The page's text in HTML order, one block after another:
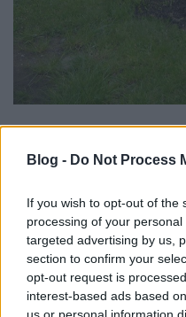
Blog - Do Not Process
If you wish to opt-out of the
processing of your
targeted advertising by us,
section to confirm your
opt-out request is
interest-based ads based
us or personal information